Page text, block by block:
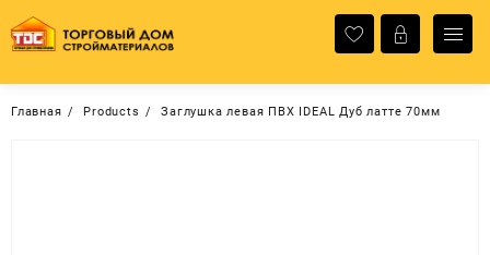
содержимому
Главная Products Заглушка левая ПВХ IDEAL Дуб латте 70мм